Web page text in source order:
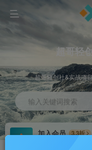
超哥轻
超哥轻创社&实战项
输入关键词搜索
加入会员
3.3折